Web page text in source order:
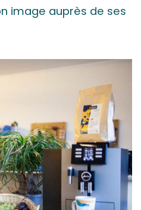
image auprès de ses